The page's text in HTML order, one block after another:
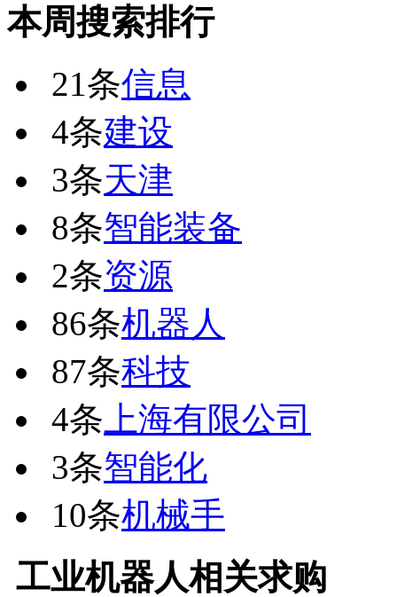
本周搜索排行
21条信息
4条建设
3条天津
8条智能装备
2条资源
86条机器人
87条科技
4条 上海有限公司
3条智能化
10条机械手
工业机器人相关求购